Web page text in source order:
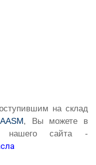
на склад
, Вы можете в
нашего сайта -